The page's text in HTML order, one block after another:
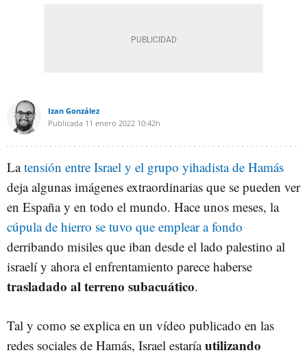
Izan González
Publicada 11 enero 2022 10:42h
Latensión entre Israel y el grupo yihadista de Hamás
deja algunas imágenes extraordinarias que se pueden ver
en España y en todo el mundo. Hace unos meses, la
cúpula de hierro se tuvo que emplear a fondo
derribando misiles que iban desde el lado palestino al
israelí y ahora el enfrentamiento parece haberse
trasladado al terreno subacuático.
Tal y como se explica en un vídeo publicado en las
redes sociales de Hamás, Israel estaríautilizando